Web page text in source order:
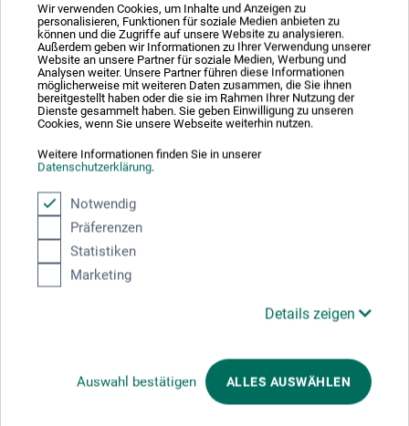
Wir verwenden Cookies, um Inhalte und Anzeigen zu
personalisieren, Funktionen für soziale Medien anbieten zu
können und die Zugriffe auf unsere Website zu analysieren.
Außerdem geben wir Informationen zu Ihrer Verwendung unserer
Website an unsere Partner für soziale Medien, Werbung und
Analysen weiter. Unsere Partner führen diese Informationen
möglicherweise mit weiteren Daten zusammen, die Sie ihnen
bereitgestellt haben oder die sie im Rahmen Ihrer Nutzung der
Dienste gesammelt haben. Sie geben Einwilligung zu unseren
Cookies, wenn Sie unsere Webseite weiterhin nutzen.
Weitere Informationen finden Sie in unserer
Datenschutzerklärung.
Notwendig
Präferenzen
Statistiken
Marketing
Details zeigen
Auswahl bestätigen ALLES AUSWÄHLEN
Veranstaltungsdatum
23. Jul. 2026
10:30 - 16:30 Uhr
Veranstaltung
Veranstaltungsort
boesner Karlsruhe